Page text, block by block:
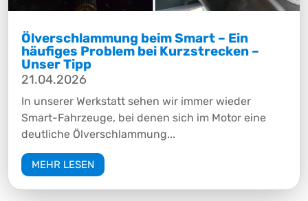
Ölverschlammung beim Smart – Ein
häufiges Problem bei Kurzstrecken –
Unser Tipp
21.04.2026
In unserer Werkstatt sehen wir immer wieder
Smart-Fahrzeuge, bei denen sich im Motor eine
deutliche Ölverschlammung...
MEHR LESEN